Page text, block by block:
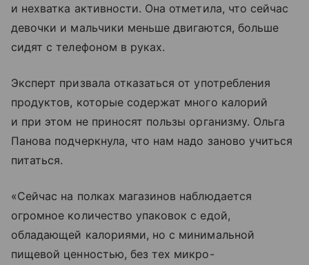
и нехватка активности. Она отметила, что сейчас
девочки и мальчики меньше двигаются, больше
сидят с телефоном в руках.
Эксперт призвала отказаться от употребления
продуктов, которые содержат много калорий
и при этом не приносят пользы организму. Ольга
Панова подчеркнула, что нам надо заново учиться
питаться.
«Сейчас на полках магазинов наблюдается
огромное количество упаковок с едой,
обладающей калориями, но с минимальной
пищевой ценностью, без тех микро-